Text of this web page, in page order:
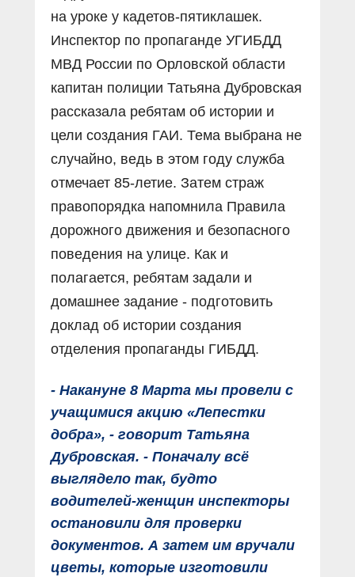
на уроке у кадетов-пятиклашек.
Инспектор по пропаганде УГИБДД
МВД России по Орловской области
капитан полиции Татьяна Дубровская
рассказала ребятам об истории и
цели создания ГАИ. Тема выбрана не
случайно, ведь в этом году служба
отмечает 85-летие. Затем страж
правопорядка напомнила Правила
дорожного движения и безопасного
поведения на улице. Как и
полагается, ребятам задали и
домашнее задание - подготовить
доклад об истории создания
отделения пропаганды ГИБДД.
- Накануне 8 Марта мы провели с
учащимися акцию «Лепестки
добра», - говорит Татьяна
Дубровская. - Поначалу всё
выглядело так, будто
водителей-женщин инспекторы
остановили для проверки
документов. А затем им вручали
цветы, которые изготовили